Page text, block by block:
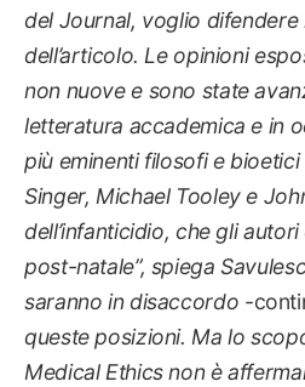
del Journal, voglio
dell’articolo. Le opinioni
non nuove e sono state
letteratura accademica e in
più eminenti filosofi e
Singer, Michael Tooley e
dell’infanticidio, che gli
post-natale”, spiega
saranno in disaccordo -
queste posizioni. Ma lo
Medical Ethics non è